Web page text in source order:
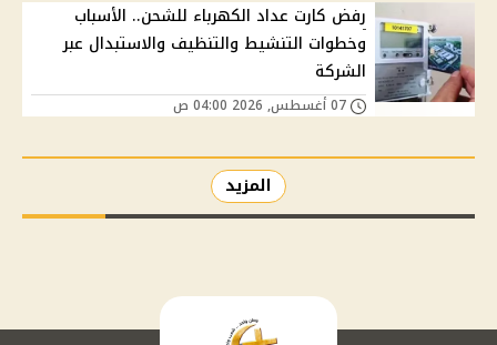
رفض كارت عداد الكهرباء للشحن.. الأسباب
وخطوات التنشيط والتنظيف والاستبدال عبر
الشركة
المزيد